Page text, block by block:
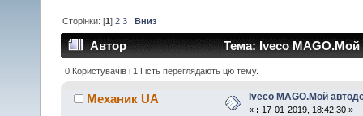
Сторінки: [1]2 3 Вниз
Автор Тема: Iveco MAGO.Мой
0 Користувачів і 1 Гість переглядають цю тему.
Механик UA Iveco MAGO.Мой
« : 17-01-2019, 18:42:30 »